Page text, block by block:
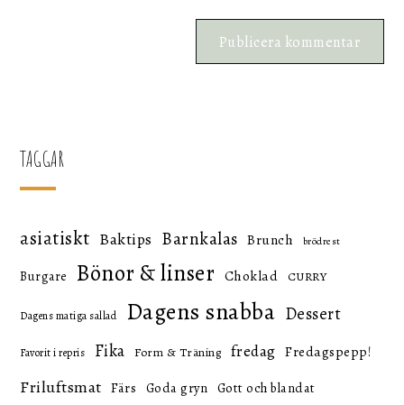
TAGGAR
asiatiskt Baktips Barnkalas Brunch brödrest
Burgare Bönor & linser Choklad CURRY
Dagens matiga sallad Dagens snabba Dessert
Favorit i repris Fika Form & Träning fredag Fredagspepp!
Friluftsmat Färs Goda gryn Gott och blandat